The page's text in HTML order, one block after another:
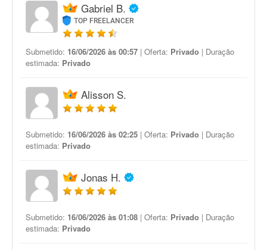
Gabriel B.
TOP FREELANCER
Submetido: 16/06/2026 às 00:57 | Oferta: Privado | Duração
estimada: Privado
Alisson S.
Submetido: 16/06/2026 às 02:25 | Oferta: Privado | Duração
estimada: Privado
Jonas H.
Submetido: 16/06/2026 às 01:08 | Oferta: Privado | Duração
estimada: Privado